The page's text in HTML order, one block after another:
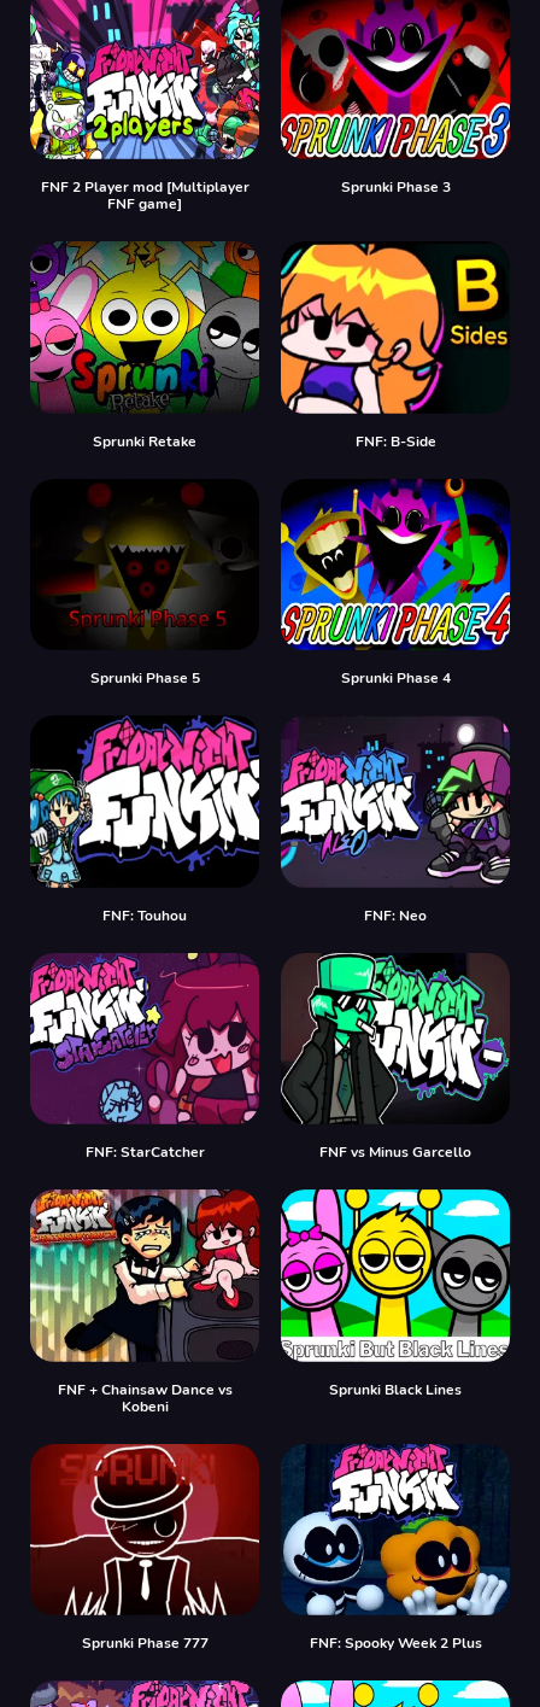
FNF 2 Player mod [Multiplayer
FNF game]
Sprunki Phase 3
Sprunki Retake FNF: B-Side
Sprunki Phase 5 Sprunki Phase 4
FNF: Touhou FNF: Neo
FNF: StarCatcher FNF vs Minus Garcello
FNF + Chainsaw Dance vs
Kobeni
Sprunki Black Lines
Sprunki Phase 777 FNF: Spooky Week 2 Plus